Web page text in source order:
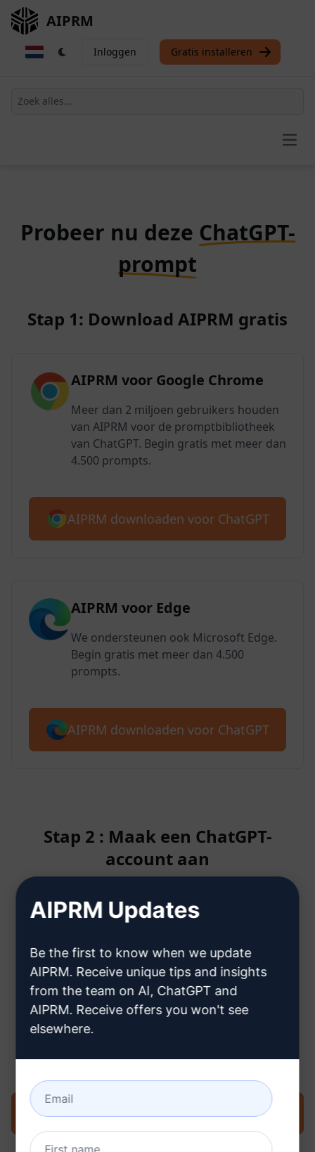
AIPRM
Inloggen Gratis installeren
Probeer nu deze ChatGPT-
prompt
Stap 1: Download AIPRM gratis
AIPRM voor Google Chrome
Meer dan 2 miljoen gebruikers houden
van AIPRM voor de promptbibliotheek
van ChatGPT. Begin gratis met meer dan
4.500 prompts.
AIPRM downloaden voor ChatGPT
AIPRM voor Edge
We ondersteunen ook Microsoft Edge.
Begin gratis met meer dan 4.500
prompts.
AIPRM downloaden voor ChatGPT
Stap 2 : Maak een ChatGPT-
account aan
Klik hier om te leren hoe je een
Stap 3: Gebruik de prompt in je
Probeer de prompt nu op ChatGPT
AIPRM Updates
Be the first to know when we update
AIPRM. Receive unique tips and insights
from the team on AI, ChatGPT and
AIPRM. Receive offers you won't see
elsewhere.